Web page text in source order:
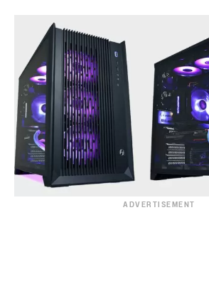
ADVERTISEMENT